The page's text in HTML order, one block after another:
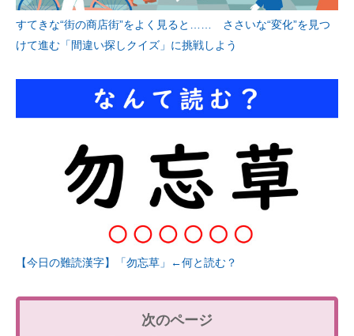
すてきな“街の商店街”をよく見ると…… ささいな“変化”を見つ
けて進む「間違い探しクイズ」に挑戦しよう
【今日の難読漢字】「勿忘草」←何と読む？